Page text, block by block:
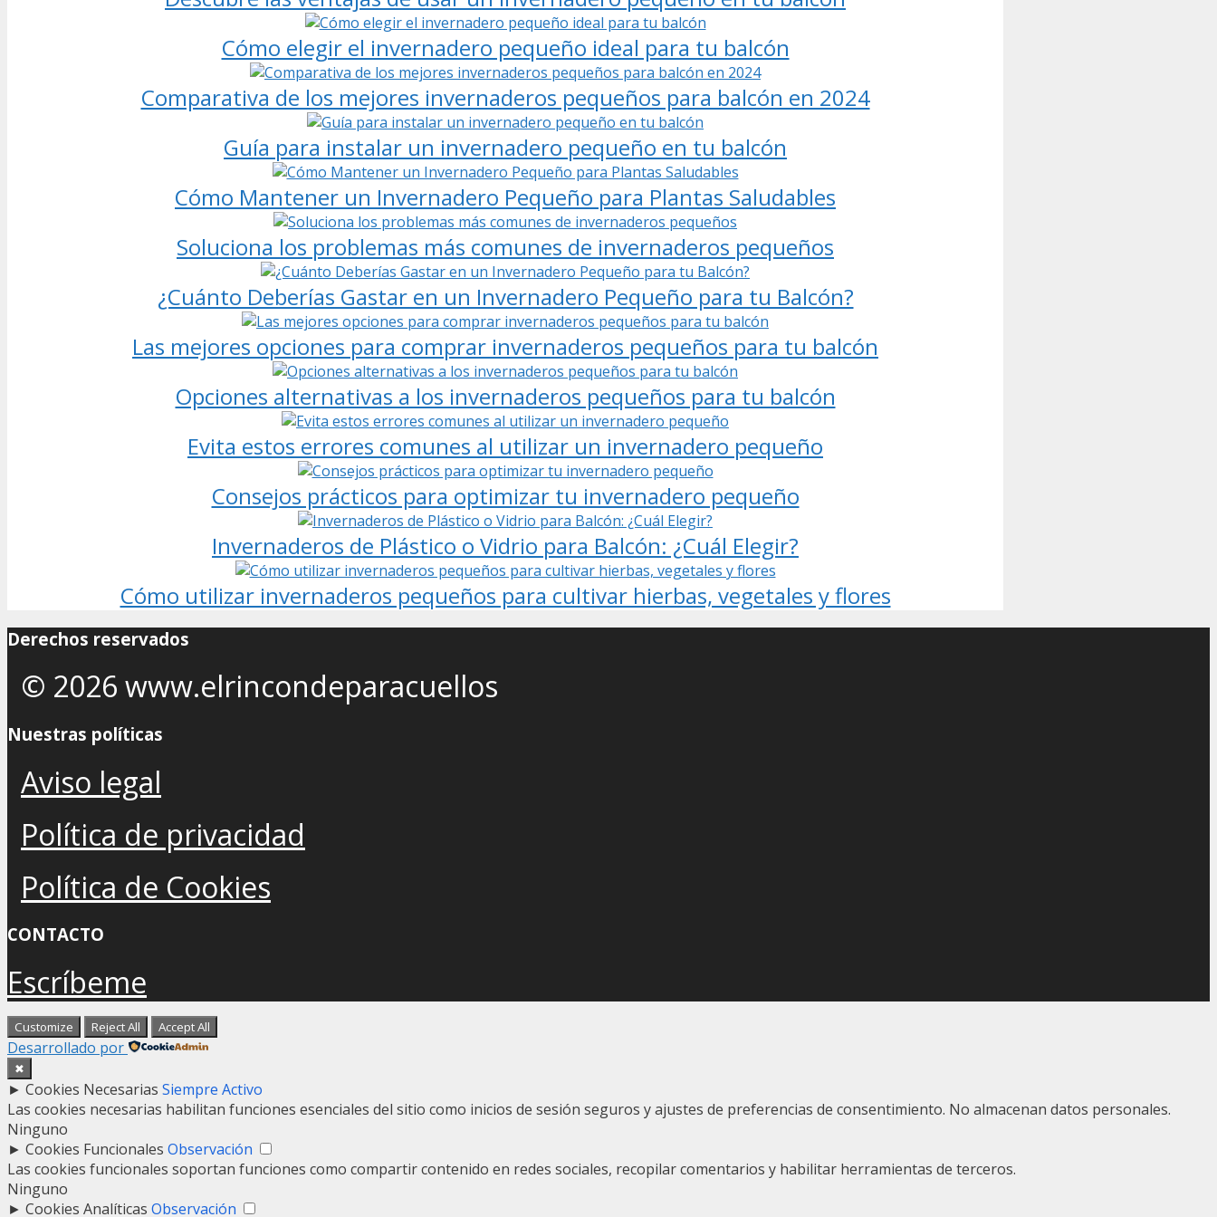
Cómo elegir el invernadero pequeño ideal para tu balcón
Comparativa de los mejores invernaderos pequeños para balcón en 2024
Guía para instalar un invernadero pequeño en tu balcón
Cómo Mantener un Invernadero Pequeño para Plantas Saludables
Soluciona los problemas más comunes de invernaderos pequeños
¿Cuánto Deberías Gastar en un Invernadero Pequeño para tu Balcón?
Las mejores opciones para comprar invernaderos pequeños para tu balcón
Opciones alternativas a los invernaderos pequeños para tu balcón
Evita estos errores comunes al utilizar un invernadero pequeño
Consejos prácticos para optimizar tu invernadero pequeño
Invernaderos de Plástico o Vidrio para Balcón: ¿Cuál Elegir?
Cómo utilizar invernaderos pequeños para cultivar hierbas, vegetales y flores
Derechos reservados
© 2026 www.elrincondeparacuellos
Nuestras políticas
Aviso legal
Política de privacidad
Política de Cookies
CONTACTO
Escríbeme
Customize Reject All Accept All
Desarrollado por
✖
► Cookies Necesarias Siempre Activo
Las cookies necesarias habilitan funciones esenciales del sitio como inicios de sesión seguros y ajustes de preferencias de consentimiento. No almacenan datos personales.
Ninguno
► Cookies Funcionales Observación
Las cookies funcionales soportan funciones como compartir contenido en redes sociales, recopilar comentarios y habilitar herramientas de terceros.
Ninguno
► Cookies Analíticas Observación